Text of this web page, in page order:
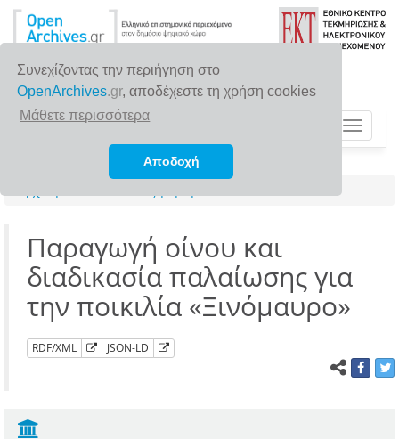
Συνεχίζοντας την περιήγηση στο
OpenArchives.gr, αποδέχεστε τη χρήση cookies
Μάθετε περισσότερα
Αποδοχή
Toggle
Παραγωγή οίνου και
διαδικασία παλαίωσης για
την ποικιλία «Ξινόμαυρο»
RDF/XML JSON-LD